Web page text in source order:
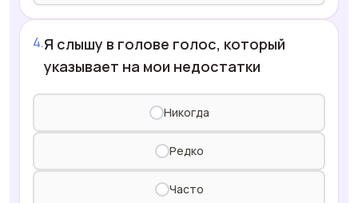
Я слышу в голове голос, который
указывает на мои недостатки
Никогда
Редко
Часто